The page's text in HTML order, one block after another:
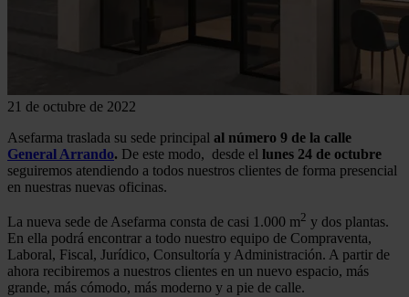
21 de octubre de 2022
Asefarma traslada su sede principal al número 9 de la calle
General Arrando. De este modo, desde el lunes 24 de octubre
seguiremos atendiendo a todos nuestros clientes de forma presencial
en nuestras nuevas oficinas.
La nueva sede de Asefarma consta de casi 1.000 m2 y dos plantas.
En ella podrá encontrar a todo nuestro equipo de Compraventa,
Laboral, Fiscal, Jurídico, Consultoría y Administración. A partir de
ahora recibiremos a nuestros clientes en un nuevo espacio, más
grande, más cómodo, más moderno y a pie de calle.